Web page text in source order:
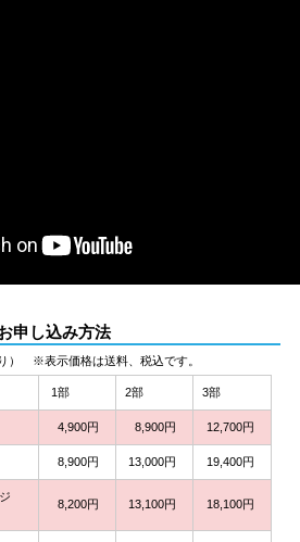
申し込み方法
） ※表示価格は送料、税込です。
1部 2部 3部
4,900円 8,900円 12,700円
8,900円 13,000円 19,400円
8,200円 13,100円 18,100円